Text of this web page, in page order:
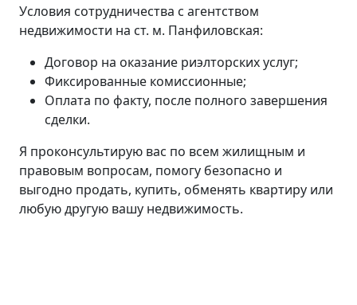
Условия сотрудничества с агентством
недвижимости на ст. м. Панфиловская:
Договор на оказание риэлторских услуг;
Фиксированные комиссионные;
Оплата по факту, после полного завершения
сделки.
Я проконсультирую вас по всем жилищным и
правовым вопросам, помогу безопасно и
выгодно продать, купить, обменять квартиру или
любую другую вашу недвижимость.